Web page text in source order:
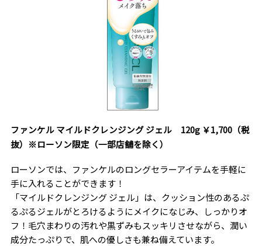
ファンケル マイルドクレンジング ジェル 120g ￥1,700（税
抜）※ローソン限定（一部店舗を除く）
ローソンでは、ファンケルのロングセラーアイテムを手軽に
手に入れることができます！
「マイルドクレンジング ジェル」は、クッション性のあるぷ
るぷるジェルがとろけるようにメイクになじみ、しっかりオ
フ！毛穴まわりの汚れや黒ずみもスッキリさせながら、潤い
成分たっぷりで、肌への優しさも兼ね備えています。